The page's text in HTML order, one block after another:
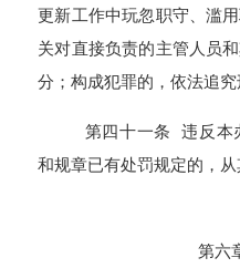
更新工作中玩忽职守、滥
关对直接负责的主管人员
分；构成犯罪的，依法追究
第四十一条 违反本
和规章已有处罚规定的，从
第六